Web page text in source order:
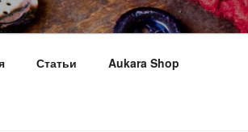
Статьи Aukara Shop